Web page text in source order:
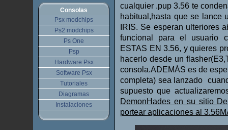
cualquier .pup 3.56 te
habitual,hasta que se lance
IRIS. Se esperan ulteriores
funcional para el usuario
ESTAS EN 3.56, y quieres
hacerlo desde un
consola.ADEMÁS es de
completa) sea lanzado
supuesto que
DemonHades en su sitio
portear aplicaciones al
Consolas
Psx modchips
Ps2 modchips
Ps One
Psp
Hardware Psx
Software Psx
Tutoriales
Diagramas
Instalaciones